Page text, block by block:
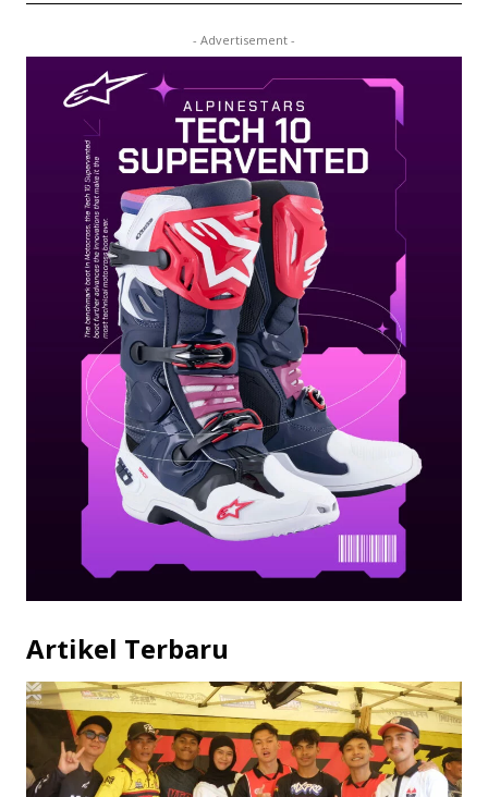
- Advertisement -
Artikel Terbaru